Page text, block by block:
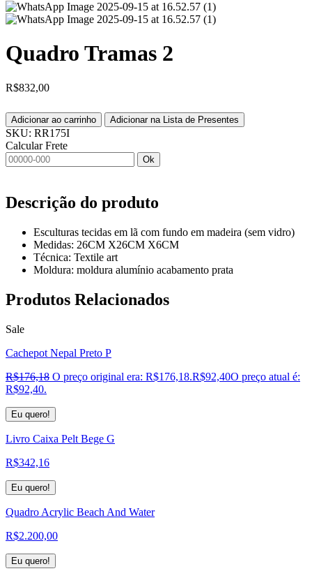
Quadro Tramas 2
R$832,00
Adicionar ao carrinho Adicionar na Lista de Presentes
SKU: RR175I
Calcular Frete
Ok
Descrição do produto
Esculturas tecidas em lã com fundo em madeira (sem vidro)
Medidas: 26CM X26CM X6CM
Técnica: Textile art
Moldura: moldura alumínio acabamento prata
Produtos Relacionados
Sale
Cachepot Nepal Preto P
R$176,18 O preço original era: R$176,18.R$92,40O preço atual é:
R$92,40.
Eu quero!
Livro Caixa Pelt Bege G
R$342,16
Eu quero!
Quadro Acrylic Beach And Water
R$2.200,00
Eu quero!